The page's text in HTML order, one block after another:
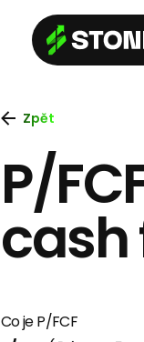
Zpět
P/
cash
Co je P/FCF